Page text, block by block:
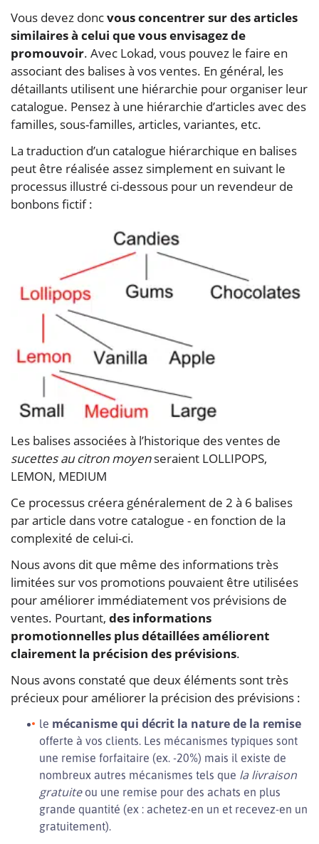
Vous devez doncvous concentrer sur des articles
similaires à celui que vous envisagez de
promouvoir. Avec Lokad, vous pouvez le faire en
associant des balises à vos ventes. En général, les
détaillants utilisent une hiérarchie pour organiser leur
catalogue. Pensez à une hiérarchie d’articles avec des
familles, sous-familles, articles, variantes, etc.
La traduction d’un catalogue hiérarchique en balises
peut être réalisée assez simplement en suivant le
processus illustré ci-dessous pour un revendeur de
bonbons fictif :
Les balises associées à l’historique des ventes de
sucettes au citron moyenseraient LOLLIPOPS,
LEMON, MEDIUM
Ce processus créera généralement de 2 à 6 balises
par article dans votre catalogue - en fonction de la
complexité de celui-ci.
Nous avons dit que même des informations très
limitées sur vos promotions pouvaient être utilisées
pour améliorer immédiatement vos prévisions de
ventes. Pourtant, des informations
promotionnelles plus détaillées améliorent
clairement la précision des prévisions.
Nous avons constaté que deux éléments sont très
précieux pour améliorer la précision des prévisions :
le mécanisme qui décrit la nature de la remise
offerte à vos clients. Les mécanismes typiques sont
une remise forfaitaire (ex. -20%) mais il existe de
nombreux autres mécanismes tels que la livraison
gratuiteou une remise pour des achats en plus
grande quantité (ex : achetez-en un et recevez-en un
gratuitement).